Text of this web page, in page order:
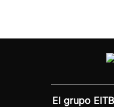
El grupo EITB